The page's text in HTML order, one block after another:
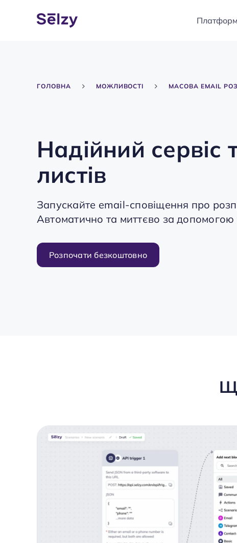
ГОЛОВНА МОЖЛИВОСТІ МАСОВА EMAIL
Надійний сервіс
листів
Запускайте email-сповіщення про
Автоматично та миттєво за допомогою
Розпочати безкоштовно